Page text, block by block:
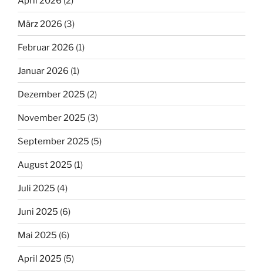
März 2026 (3)
Februar 2026 (1)
Januar 2026 (1)
Dezember 2025 (2)
November 2025 (3)
September 2025 (5)
August 2025 (1)
Juli 2025 (4)
Juni 2025 (6)
Mai 2025 (6)
April 2025 (5)